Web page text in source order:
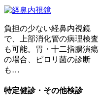
負担の少ない経鼻内視鏡
で、上部消化管の病理検査
も可能。胃・十二指腸潰瘍
の場合、ピロリ菌の診断
も…
特定健診・その他検診